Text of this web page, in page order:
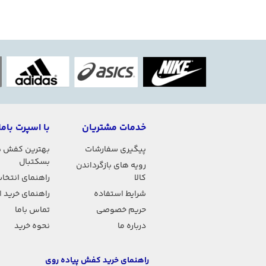
خدمات مشتریان
پیگیری سفارشات
رویه های بازگرداندن
کالا
شرایط استفاده
حریم خصوصی
درباره ما
با اسپرت
بهترین کفش
بسکتبال
راهنمای
راهنمای
تماس باما
نحوه خرید
راهنمای خرید کفش پیاده روی